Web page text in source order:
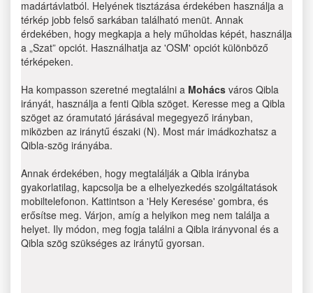
madártávlatból. Helyének tisztázása érdekében használja a
térkép jobb felső sarkában található menüt. Annak
érdekében, hogy megkapja a hely műholdas képét, használja
a „Szat” opciót. Használhatja az 'OSM' opciót különböző
térképeken.
Ha kompasson szeretné megtalálni a Mohács város Qibla
irányát, használja a fenti Qibla szöget. Keresse meg a Qibla
szöget az óramutató járásával megegyező irányban,
miközben az iránytű északi (N). Most már imádkozhatsz a
Qibla-szög irányába.
Annak érdekében, hogy megtalálják a Qibla irányba
gyakorlatilag, kapcsolja be a elhelyezkedés szolgáltatások
mobiltelefonon. Kattintson a 'Hely Keresése' gombra, és
erősítse meg. Várjon, amíg a helyikon meg nem találja a
helyet. Ily módon, meg fogja találni a Qibla irányvonal és a
Qibla szög szükséges az iránytű gyorsan.